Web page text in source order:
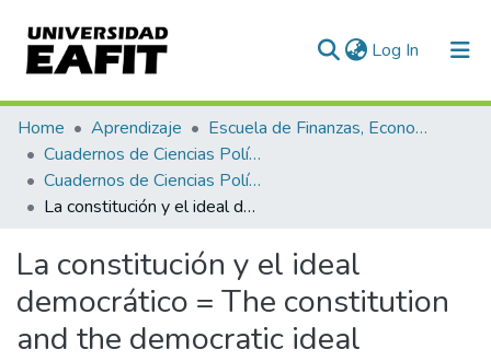
Log In (current)
Communities & Collections
All of DSpace
Statistics
Home Aprendizaje
Escuela de Finanzas, Economía y Gobierno
Cuadernos de Ciencias Políticas
Cuadernos de Ciencias Políticas, Núm. 08 (2017)
La constitución y el ideal democrático = The constitution and the democratic ideal
La constitución y el ideal
democrático = The constitution
and the democratic ideal